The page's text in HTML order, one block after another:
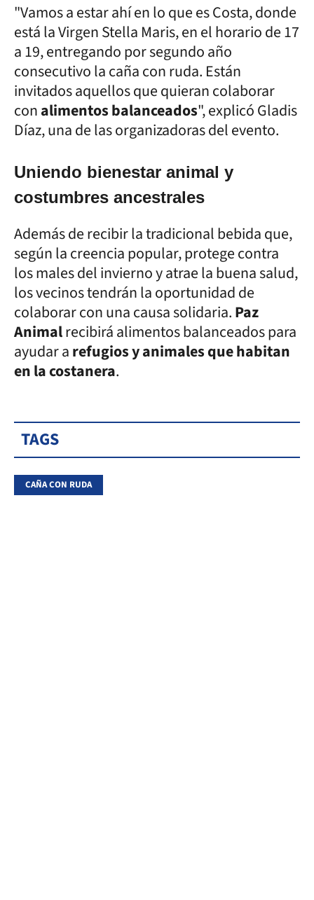
"Vamos a estar ahí en lo que es Costa, donde
está la Virgen Stella Maris, en el horario de 17
a 19, entregando por segundo año
consecutivo la caña con ruda. Están
invitados aquellos que quieran colaborar
conalimentos balanceados", explicó Gladis
Díaz, una de las organizadoras del evento.
Uniendo bienestar animal y
costumbres ancestrales
Además de recibir la tradicional bebida que,
según la creencia popular, protege contra
los males del invierno y atrae la buena salud,
los vecinos tendrán la oportunidad de
colaborar con una causa solidaria.Paz
Animalrecibirá alimentos balanceados para
ayudar arefugios y animales que habitan
en la costanera.
TAGS
CAÑA CON RUDA